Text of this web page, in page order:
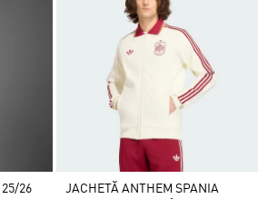
25/26
JACHETĂ ANTHEM SPANIA